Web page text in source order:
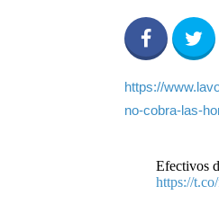
0
https://
no-cobra-las-
Efectivos
https://